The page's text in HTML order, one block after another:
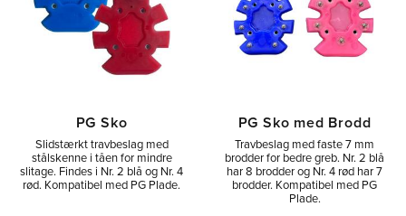
PG Sko
Slidstærkt travbeslag med
stålskenne i tåen for mindre
slitage. Findes i Nr. 2 blå og Nr. 4
rød. Kompatibel med PG Plade.
PG Sko med Brodd
Travbeslag med faste 7 mm
brodder for bedre greb. Nr. 2 blå
har 8 brodder og Nr. 4 rød har 7
brodder. Kompatibel med PG
Plade.